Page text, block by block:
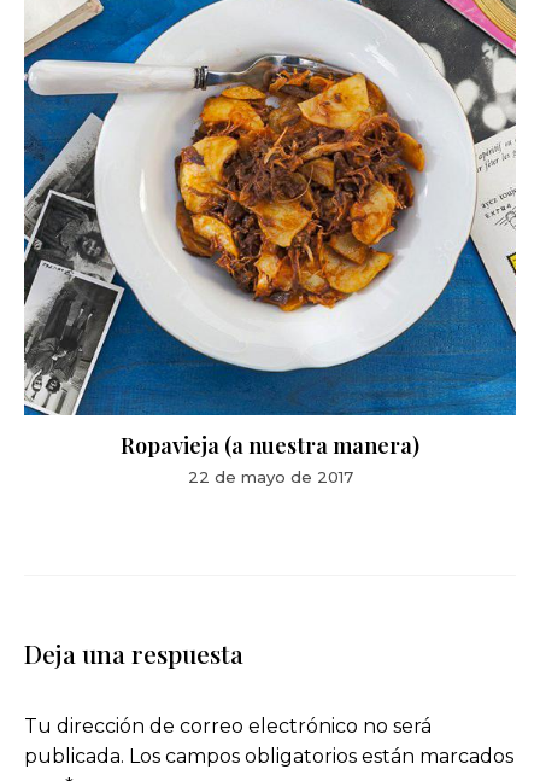
Ropavieja (a nuestra manera)
22 de mayo de 2017
Deja una respuesta
Tu dirección de correo electrónico no será
publicada. Los campos obligatorios están marcados